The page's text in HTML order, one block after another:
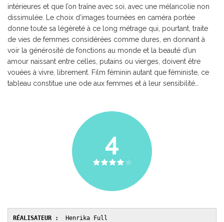
intérieures et que l’on traîne avec soi, avec une mélancolie non
dissimulée. Le choix d’images tournées en caméra portée
donne toute sa légèreté à ce long métrage qui, pourtant, traite
de vies de femmes considérées comme dures, en donnant à
voir la générosité de fonctions au monde et la beauté d’un
amour naissant entre celles, putains ou vierges, doivent être
vouées à vivre, librement. Film féminin autant que féministe, ce
tableau constitue une ode aux femmes et à leur sensibilité…
4
RÉALISATEUR :